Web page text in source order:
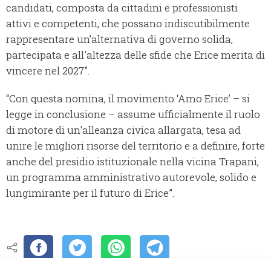
candidati, composta da cittadini e professionisti
attivi e competenti, che possano indiscutibilmente
rappresentare un’alternativa di governo solida,
partecipata e all'altezza delle sfide che Erice merita di
vincere nel 2027”.
“Con questa nomina, il movimento ‘Amo Erice’ – si
legge in conclusione – assume ufficialmente il ruolo
di motore di un'alleanza civica allargata, tesa ad
unire le migliori risorse del territorio e a definire, forte
anche del presidio istituzionale nella vicina Trapani,
un programma amministrativo autorevole, solido e
lungimirante per il futuro di Erice”.